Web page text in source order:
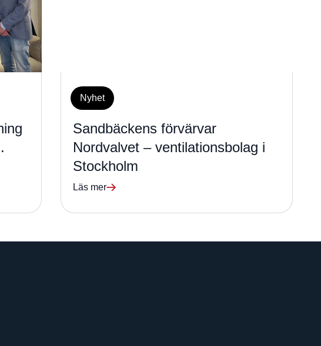
Nyhet
Sandbäckens förvärvar
Nordvalvet – ventilationsbolag i
Stockholm
Läs mer